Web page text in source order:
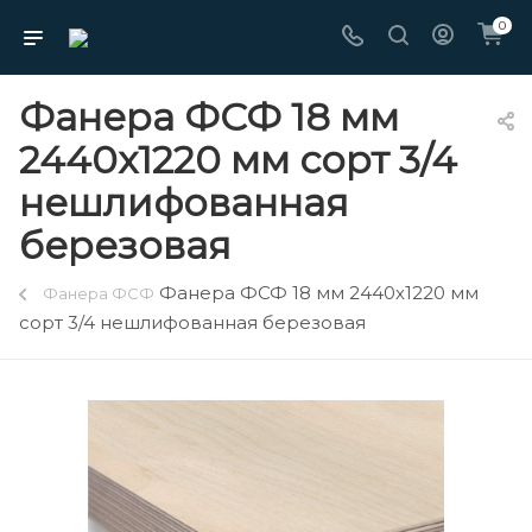
0
Фанера ФСФ 18 мм
2440х1220 мм сорт 3/4
нешлифованная
березовая
Фанера ФСФ Фанера ФСФ 18 мм 2440х1220 мм
сорт 3/4 нешлифованная березовая